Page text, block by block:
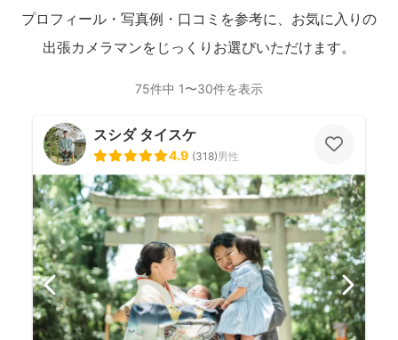
プロフィール・写真例・口コミを参考に、お気に入りの
出張カメラマンをじっくりお選びいただけます。
75件中 1〜30件を表示
スシダ タイスケ
4.9 (318)男性